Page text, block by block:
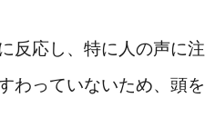
反応し、特に人の声に注
わっていないため、頭